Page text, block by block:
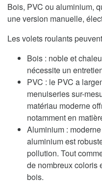
Bois, PVC ou aluminium,
une version manuelle,
Les volets roulants
Bois : noble et
nécessite un
PVC : le PVC a
menuiseries sur-
matériau moderne
notamment en
Aluminium :
aluminium est
pollution. Tout
de nombreux coloris
bois.